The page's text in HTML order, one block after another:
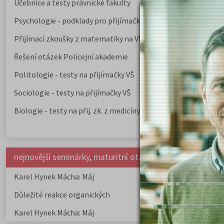
Učebnice a testy právnické fakulty
Psychologie - podklady pro přijímačky
Přijímací zkoušky z matematiky na VŠE Praha
Řešení otázek Policejní akademie
Politologie - testy na přijímačky VŠ
Sociologie - testy na přijímačky VŠ
Biologie - testy na přij. zk. z medicíny
nejnovější seminárky, maturitní otázky a čtenářsky deník
Karel Hynek Mácha: Máj
Karel Havlíček
elegie
Důležité reakce organických
sloučenin a jejich význam
Zákonitosti v
Karel Hynek Mácha: Máj
Karel Havlíček